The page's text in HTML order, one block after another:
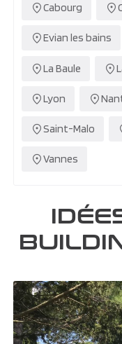
Cabourg
Evian les bains
La Baule
Lyon
Saint-Malo
Vannes